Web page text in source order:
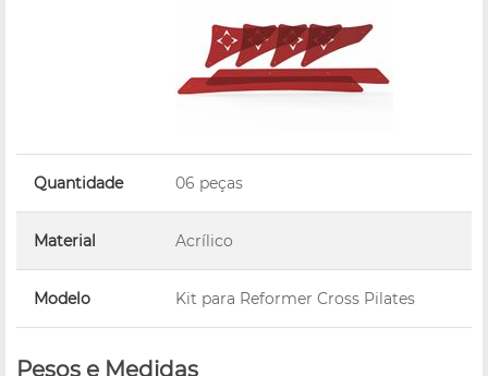
Quantidade 06 peças
Material Acrílico
Modelo Kit para Reformer Cross Pilates
Pesos e Medidas